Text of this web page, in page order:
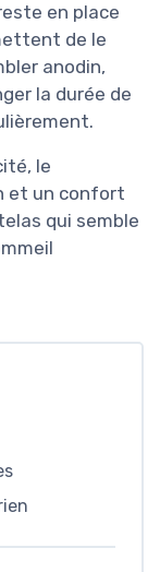
en place
de le
anodin,
la durée de
le
et un confort
qui semble